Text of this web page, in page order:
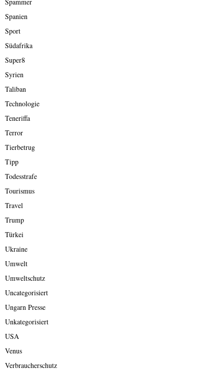
Spanien
Sport
Südafrika
Super8
Syrien
Taliban
Technologie
Teneriffa
Terror
Tierbetrug
Tipp
Todesstrafe
Tourismus
Travel
Trump
Türkei
Ukraine
Umwelt
Umweltschutz
Uncategorisiert
Ungarn Presse
Unkategorisiert
USA
Venus
Verbraucherschutz